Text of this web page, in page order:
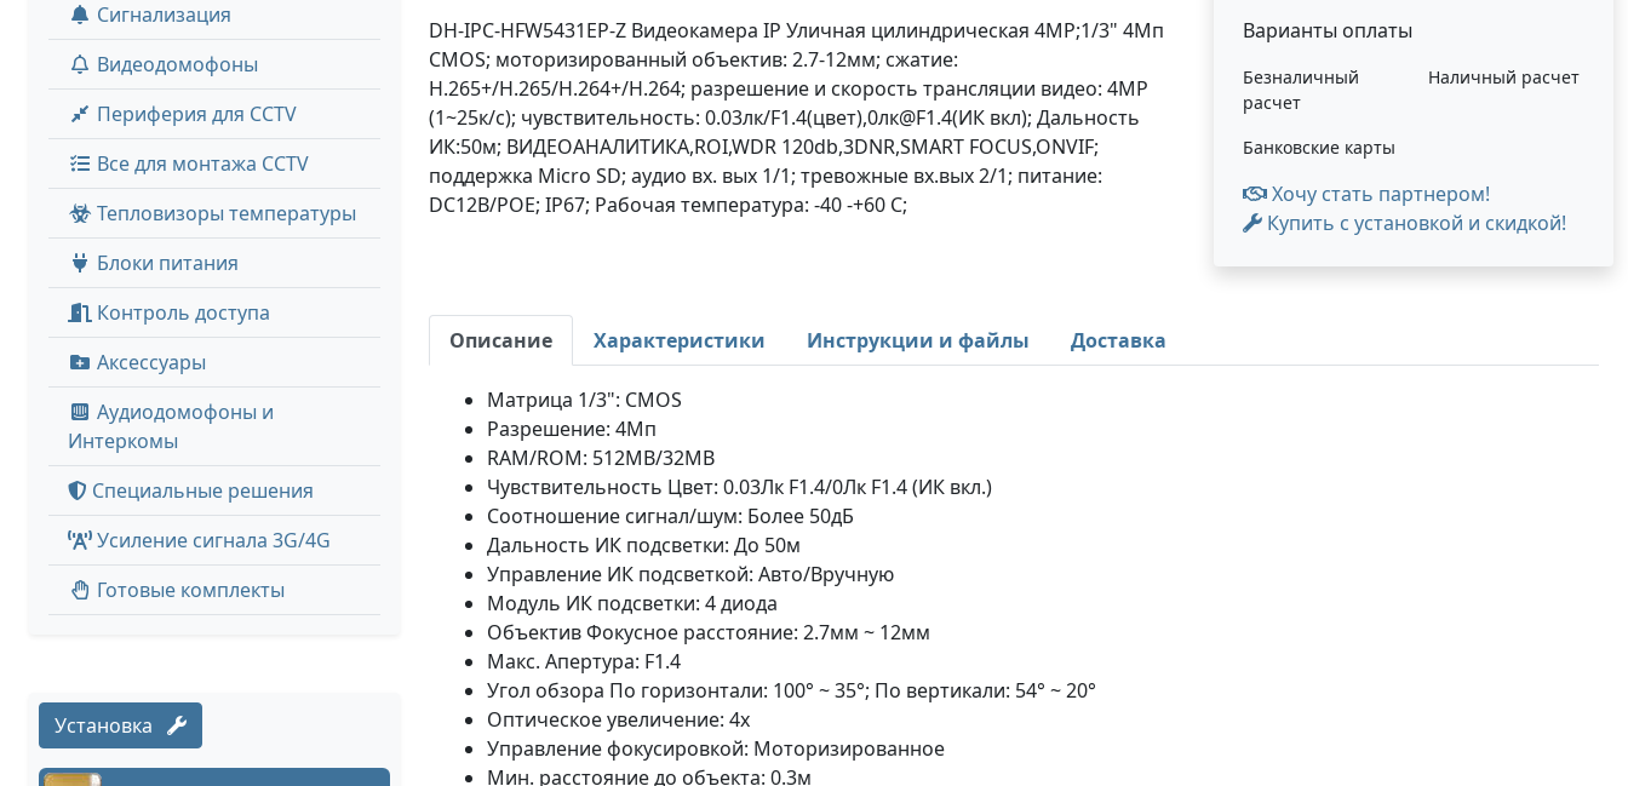
Сигнализация
Видеодомофоны
Периферия для CCTV
Все для монтажа CCTV
Тепловизоры температуры
Блоки питания
Контроль доступа
Аксессуары
Аудиодомофоны и
Интеркомы
Специальные решения
Усиление сигнала 3G/4G
Готовые комплекты
Установка
DH-IPC-HFW5431EP-Z Видеокамера IP Уличная цилиндрическая 4MP;1/3" 4Mп
CMOS; моторизированный объектив: 2.7-12мм; сжатие:
H.265+/H.265/H.264+/H.264; разрешение и скорость трансляции видео: 4MP
(1~25к/c); чувствительность: 0.03лк/F1.4(цвет),0лк@F1.4(ИК вкл); Дальность
ИК:50м; ВИДЕОАНАЛИТИКА,ROI,WDR 120db,3DNR,SMART FOCUS,ONVIF;
поддержка Micro SD; аудио вх. вых 1/1; тревожные вх.вых 2/1; питание:
DC12В/POE; IP67; Рабочая температура: -40 -+60 С;
Варианты оплаты
Безналичный
расчет
Наличный расчет
Банковские карты
Хочу стать партнером!
Купить с установкой и скидкой!
Описание Характеристики Инструкции и файлы Доставка
Матрица 1/3": CMOS
Разрешение: 4Мп
RAM/ROM: 512MB/32MB
Чувствительность Цвет: 0.03Лк F1.4/0Лк F1.4 (ИК вкл.)
Соотношение сигнал/шум: Более 50дБ
Дальность ИК подсветки: До 50м
Управление ИК подсветкой: Авто/Вручную
Модуль ИК подсветки: 4 диода
Объектив Фокусное расстояние: 2.7мм ~ 12мм
Макс. Апертура: F1.4
Угол обзора По горизонтали: 100° ~ 35°; По вертикали: 54° ~ 20°
Оптическое увеличение: 4x
Управление фокусировкой: Моторизированное
Мин. расстояние до объекта: 0.3м